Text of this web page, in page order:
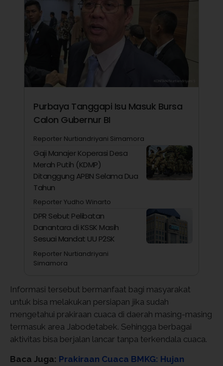
Purbaya Tanggapi Isu Masuk Bursa
Calon Gubernur BI
Reporter Nurtiandriyani Simamora
Gaji Manajer Koperasi Desa
Merah Putih (KDMP)
Ditanggung APBN Selama Dua
Tahun
Reporter Yudho Winarto
DPR Sebut Pelibatan
Danantara di KSSK Masih
Sesuai Mandat UU P2SK
Reporter Nurtiandriyani
Simamora
Informasi tersebut bermanfaat bagi masyarakat
untuk bisa melakukan persiapan jika sudah
mengetahui prakiraan cuaca di daerah masing-masing
termasuk area Jabodetabek. Sehingga berbagai
aktivitas bisa berjalan lancar tanpa terkendala cuaca.
Baca Juga: Prakiraan Cuaca BMKG: Hujan